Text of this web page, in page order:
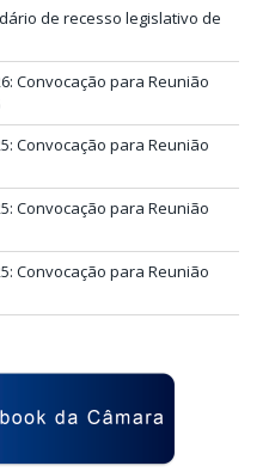
de recesso legislativo de
Convocação para Reunião
Convocação para Reunião
Convocação para Reunião
Convocação para Reunião